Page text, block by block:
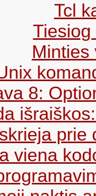
Tcl
Minties
8:
prie
viena